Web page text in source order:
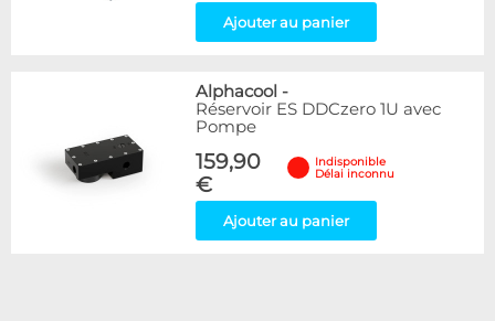
Ajouter au panier
Alphacool -
Réservoir ES DDCzero 1U avec
Pompe
159,90
€
Indisponible
Délai inconnu
Ajouter au panier